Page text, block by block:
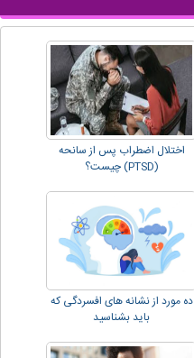
اختلال اضطراب پس از سانحه
(PTSD) چیست؟
ده مورد از نشانه های افسردگی که
باید بشناسید